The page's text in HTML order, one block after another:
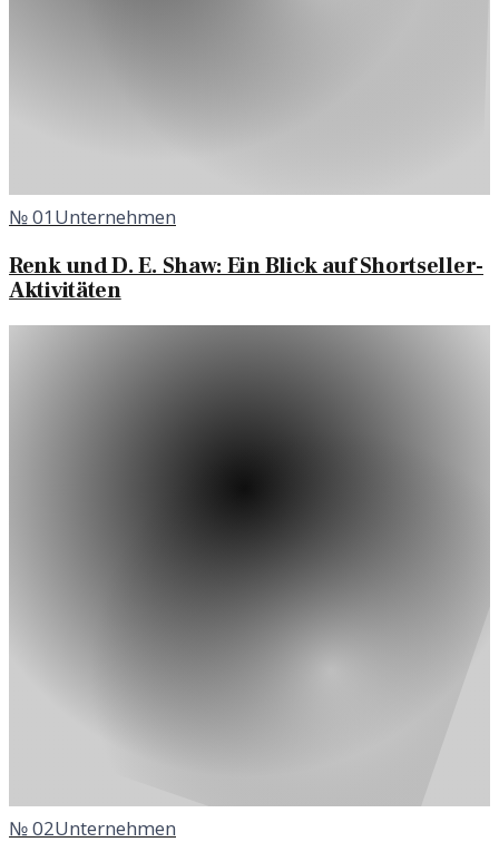
№01Unternehmen
Renk und D. E. Shaw: Ein Blick auf Shortseller-
Aktivitäten
№02Unternehmen